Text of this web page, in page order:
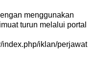
menggunakan
turun melalui portal
index.php/iklan/perjawat